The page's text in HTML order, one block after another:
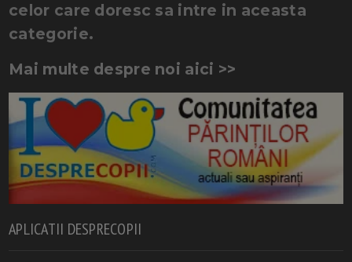
celor care doresc sa intre in aceasta
categorie.
Mai multe despre noi aici >>
APLICATII DESPRECOPII